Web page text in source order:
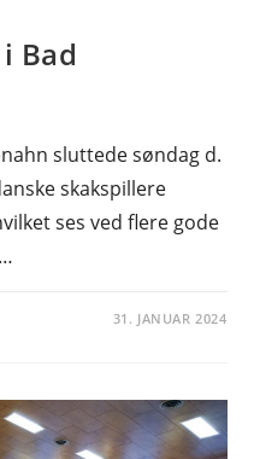
Bad
sluttede søndag d.
skakspillere
ses ved flere gode
31. JANUAR 2024